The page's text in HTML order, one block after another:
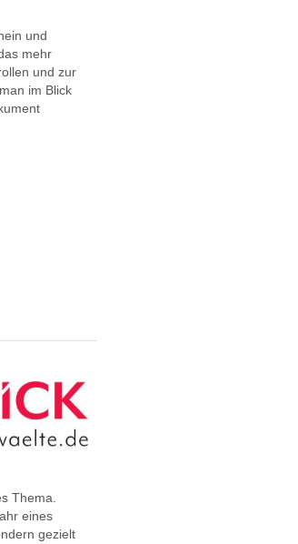
und
mehr
und zur
im Blick
Thema.
eines
gezielt